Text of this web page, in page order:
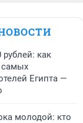
рублей: как
самых
Египта —
молодой: кто